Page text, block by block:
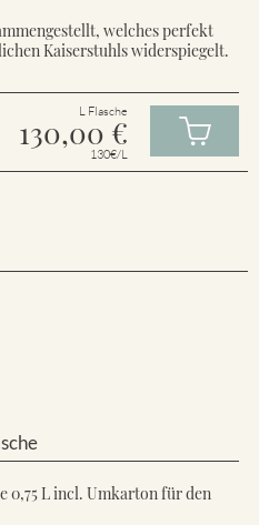
welches perfekt
Kaiserstuhls widerspiegelt.
L Flasche
130,00 €
130€/L
0,75 L incl. Umkarton für den